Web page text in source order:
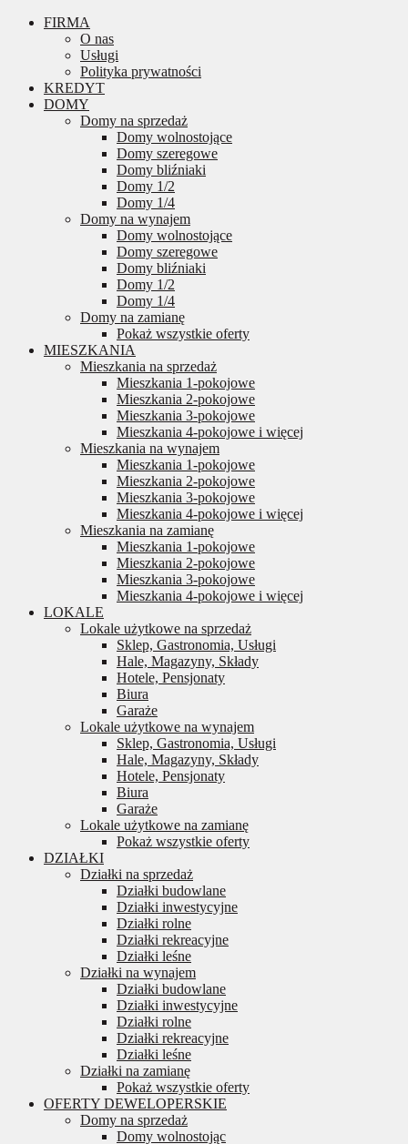
FIRMA
O nas
Usługi
Polityka prywatności
KREDYT
DOMY
Domy na sprzedaż
Domy wolnostojące
Domy szeregowe
Domy bliźniaki
Domy 1/2
Domy 1/4
Domy na wynajem
Domy wolnostojące
Domy szeregowe
Domy bliźniaki
Domy 1/2
Domy 1/4
Domy na zamianę
Pokaż wszystkie oferty
MIESZKANIA
Mieszkania na sprzedaż
Mieszkania 1-pokojowe
Mieszkania 2-pokojowe
Mieszkania 3-pokojowe
Mieszkania 4-pokojowe i więcej
Mieszkania na wynajem
Mieszkania 1-pokojowe
Mieszkania 2-pokojowe
Mieszkania 3-pokojowe
Mieszkania 4-pokojowe i więcej
Mieszkania na zamianę
Mieszkania 1-pokojowe
Mieszkania 2-pokojowe
Mieszkania 3-pokojowe
Mieszkania 4-pokojowe i więcej
LOKALE
Lokale użytkowe na sprzedaż
Sklep, Gastronomia, Usługi
Hale, Magazyny, Składy
Hotele, Pensjonaty
Biura
Garaże
Lokale użytkowe na wynajem
Sklep, Gastronomia, Usługi
Hale, Magazyny, Składy
Hotele, Pensjonaty
Biura
Garaże
Lokale użytkowe na zamianę
Pokaż wszystkie oferty
DZIAŁKI
Działki na sprzedaż
Działki budowlane
Działki inwestycyjne
Działki rolne
Działki rekreacyjne
Działki leśne
Działki na wynajem
Działki budowlane
Działki inwestycyjne
Działki rolne
Działki rekreacyjne
Działki leśne
Działki na zamianę
Pokaż wszystkie oferty
OFERTY DEWELOPERSKIE
Domy na sprzedaż
Domy wolnostojąc